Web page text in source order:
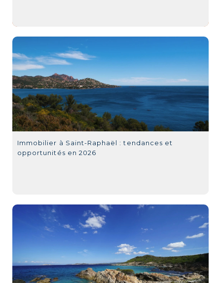
Immobilier à Saint-Raphaël : tendances et
opportunités en 2026